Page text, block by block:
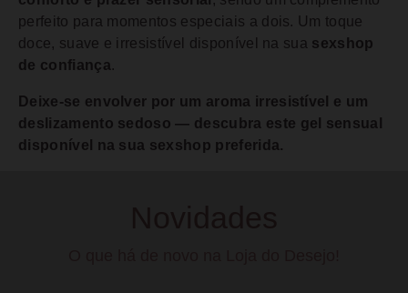
perfeito para momentos especiais a dois. Um toque
doce, suave e irresistível disponível na sua sexshop
de confiança.
Deixe-se envolver por um aroma irresistível e um
deslizamento sedoso — descubra este gel sensual
disponível na sua sexshop preferida.